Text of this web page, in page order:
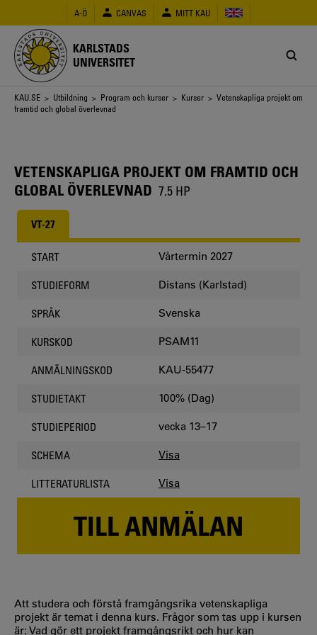
huvudinnehåll
A-Ö CANVAS MITT KAU
KARLSTADS
UNIVERSITET
Länkstig
KAU.SE > Utbildning > Program och kurser > Kurser > Vetenskapliga projekt om
framtid och global överlevnad
VETENSKAPLIGA PROJEKT OM FRAMTID OCH
GLOBAL ÖVERLEVNAD 7.5 HP
VT-27
START Vårtermin 2027
STUDIEFORM Distans (Karlstad)
SPRÅK Svenska
KURSKOD PSAM11
ANMÄLNINGSKOD KAU-55477
STUDIETAKT 100% (Dag)
STUDIEPERIOD vecka 13–17
SCHEMA Visa
LITTERATURLISTA Visa
TILL ANMÄLAN
Att studera och förstå framgångsrika vetenskapliga
projekt är temat i denna kurs. Frågor som tas upp i kursen
är: Vad gör ett projekt framgångsrikt och hur kan